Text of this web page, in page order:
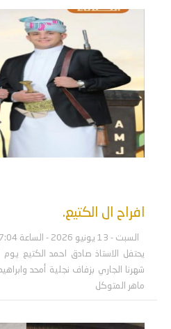
افراح ال الكتيع.
السبت - 13 يونيو 2026 - الساعة 07:04 م
شهرنا الجاري بزفاف نجلية أمحد
ماهر المتوكل